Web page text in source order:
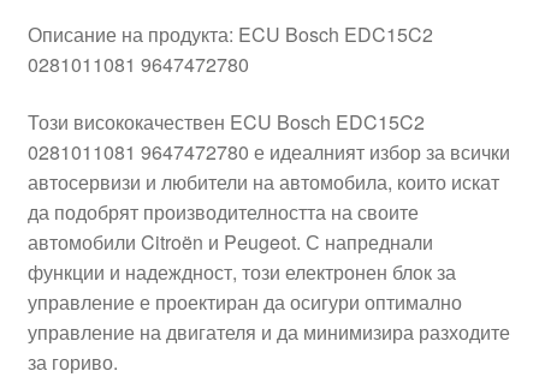
Количка
Контакт
Моята сметка
Плащанията
Политика за поверителност
Описание на продукта: ECU Bosch EDC15C2
0281011081 9647472780
Този висококачествен ECU Bosch EDC15C2
0281011081 9647472780 е идеалният избор за всички
автосервизи и любители на автомобила, които искат
да подобрят производителността на своите
автомобили Citroën и Peugeot. С напреднали
функции и надеждност, този електронен блок за
управление е проектиран да осигури оптимално
управление на двигателя и да минимизира разходите
за гориво.